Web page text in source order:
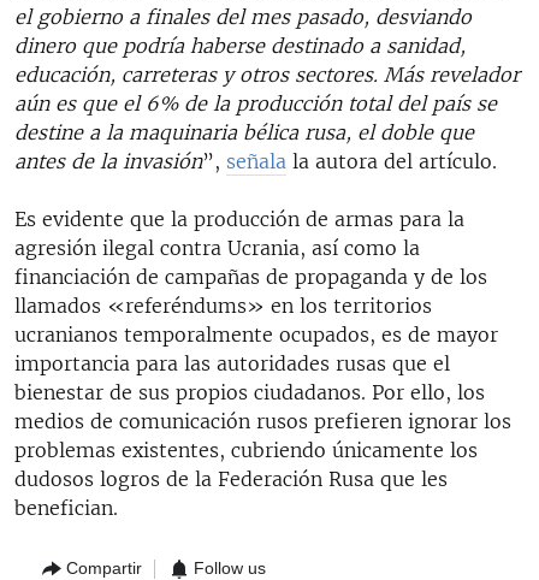
el gobierno a finales del mes pasado, desviando
dinero que podría haberse destinado a sanidad,
educación, carreteras y otros sectores. Más revelador
aún es que el 6% de la producción total del país se
destine a la maquinaria bélica rusa, el doble que
antes de la invasión”, señala la autora del artículo.
Es evidente que la producción de armas para la
agresión ilegal contra Ucrania, así como la
financiación de campañas de propaganda y de los
llamados «referéndums» en los territorios
ucranianos temporalmente ocupados, es de mayor
importancia para las autoridades rusas que el
bienestar de sus propios ciudadanos. Por ello, los
medios de comunicación rusos prefieren ignorar los
problemas existentes, cubriendo únicamente los
dudosos logros de la Federación Rusa que les
benefician.
Compartir Follow us